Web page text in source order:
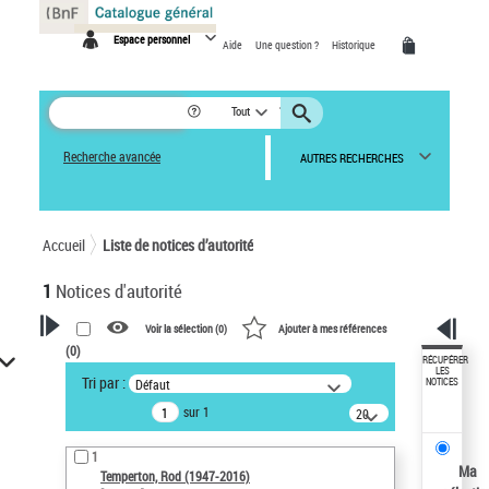
Espace personnel Aide Une question ? Historique
Tout
Recherche avancée AUTRES RECHERCHES
Accueil Liste de notices d’autorité
1 Notices d'autorité
VOTRE RECHERCHE
Recherche avancée dans les
notices d’autorité
Œuvres liées à l'auteur :
Temperton, Rod (1947-2016)
Voir la sélection (0) Ajouter à mes références
(0)
Tri par : Défaut
sur 1
20
résultats/page
1
Temperton, Rod (1947-2016)
RÉCUPÉRER
LES
NOTICES
Ma
Panneau de gestion des cookies